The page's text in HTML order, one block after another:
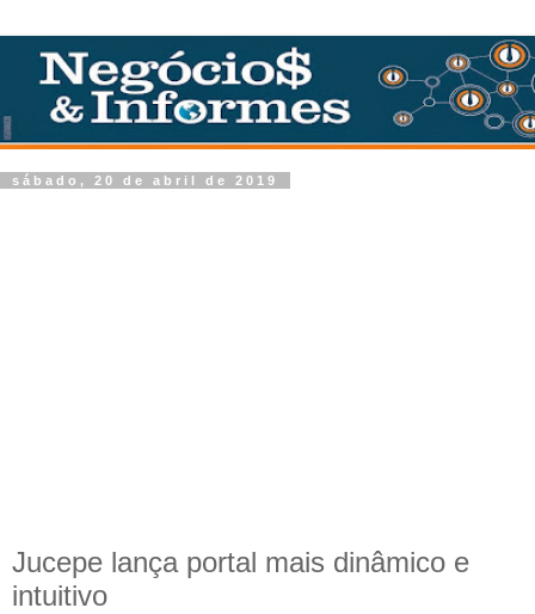
sábado, 20 de abril de 2019
Jucepe lança portal mais dinâmico e
intuitivo